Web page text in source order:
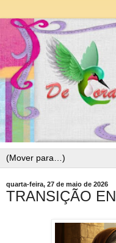
quarta-feira, 27 de maio de 2026
TRANSIÇÃO